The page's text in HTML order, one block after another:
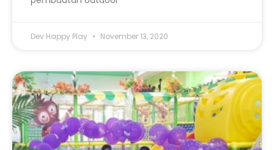
Dev Happy Play November 13, 2020